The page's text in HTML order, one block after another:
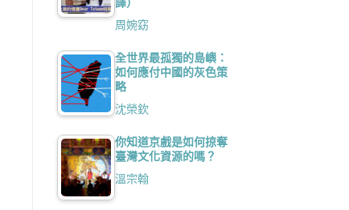
周婉窈
全世界最孤獨的島嶼：
如何應付中國的灰色策
略
沈榮欽
你知道京戲是如何掠奪
臺灣文化資源的嗎？
溫宗翰